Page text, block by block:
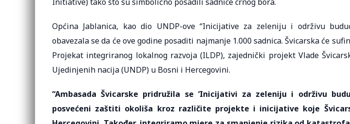
Općina Jablanica, kao dio UNDP-ove “Inicijative za zeleniju i održivu
obavezala se da će ove godine posaditi najmanje 1.000 sadnica. Švicarska će
Projekat integriranog lokalnog razvoja (ILDP), zajednički projekt Vlade
Ujedinjenih nacija (UNDP) u Bosni i Hercegovini.
“Ambasada Švicarske pridružila se ‘Inicijativi za zeleniju i održivu
posvećeni zaštiti okoliša kroz različite projekte i inicijative koje